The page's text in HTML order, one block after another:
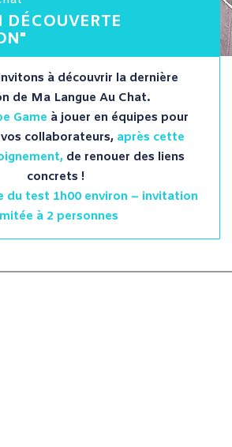
à découvrir la dernière
de Ma Langue Au Chat.
Game à jouer en équipes pour
collaborateurs, après cette
de renouer des liens
concrets !
du test 1h00 environ – invitation
à 2 personnes